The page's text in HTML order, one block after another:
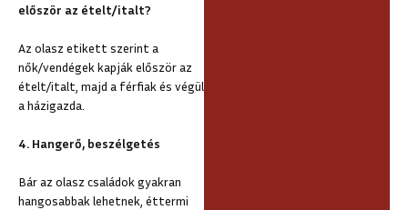
először az ételt/italt?
Az olasz etikett szerint a
nők/vendégek kapják először az
ételt/italt, majd a férfiak és végül
a házigazda.
4. Hangerő, beszélgetés
Bár az olasz családok gyakran
hangosabbak lehetnek, éttermi